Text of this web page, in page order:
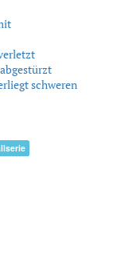
schweren